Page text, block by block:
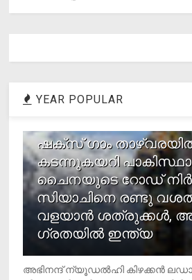
YEAR POPULAR
ഷക്സ് ​ഗാം
കടന്നുകയറി
ചൈനയുടെ റോഡ്
സിയാചിനെ രണ്ടു
വളയാൻ ശത്രുക്കൾ,
ഗ്രതയിൽ ഇന്ത്യ
അഭിനന്ദ് ന്യൂഡൽഹി കിഴക്കൻ